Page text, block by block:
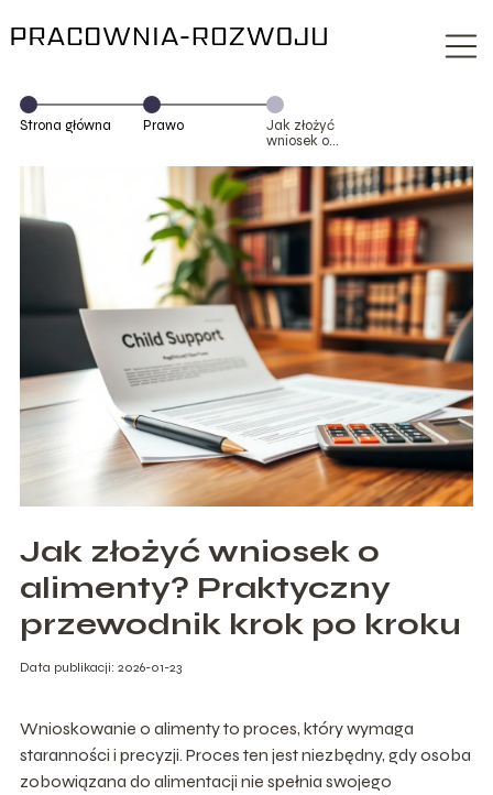
Strona główna Prawo
Jak złożyć
wniosek o
Praktyczny
przewodnik krok
Jak złożyć wniosek o
alimenty? Praktyczny
przewodnik krok po kroku
Data publikacji: 2026-01-23
Wnioskowanie o alimenty to proces, który wymaga
staranności i precyzji. Proces ten jest niezbędny, gdy osoba
zobowiązana do alimentacji nie spełnia swojego